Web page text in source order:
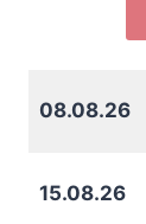
08.08.26
15.08.26